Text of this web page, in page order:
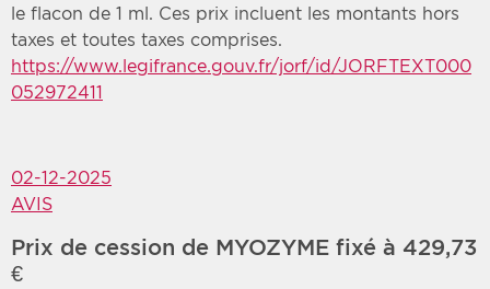
le flacon de 1 ml. Ces prix incluent les montants hors
taxes et toutes taxes comprises.
https://www.legifrance.gouv.fr/jorf/id/JORFTEXT000
052972411
02-12-2025
AVIS
Prix de cession de MYOZYME fixé à 429,73
€